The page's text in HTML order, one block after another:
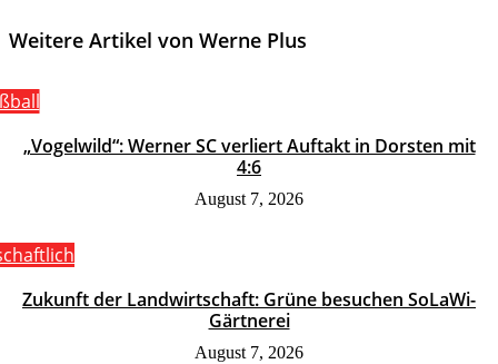
Weitere Artikel von Werne Plus
„Vogelwild“: Werner SC verliert Auftakt in Dorsten mit
4:6
August 7, 2026
Zukunft der Landwirtschaft: Grüne besuchen SoLaWi-
Gärtnerei
August 7, 2026